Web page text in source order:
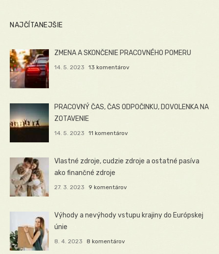
NAJČÍTANEJŠIE
ZMENA A SKONČENIE PRACOVNÉHO POMERU
14. 5. 2023 13 komentárov
PRACOVNÝ ČAS, ČAS ODPOČINKU, DOVOLENKA NA
ZOTAVENIE
14. 5. 2023 11 komentárov
Vlastné zdroje, cudzie zdroje a ostatné pasíva
ako finančné zdroje
27. 3. 2023 9 komentárov
Výhody a nevýhody vstupu krajiny do Európskej
únie
8. 4. 2023 8 komentárov